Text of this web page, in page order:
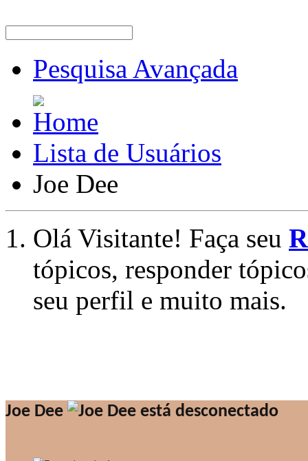
Pesquisa Avançada
Lista de Usuários
Joe Dee
Olá Visitante! Faça seu
tópicos, responder
seu perfil e muito mais.
Joe Dee